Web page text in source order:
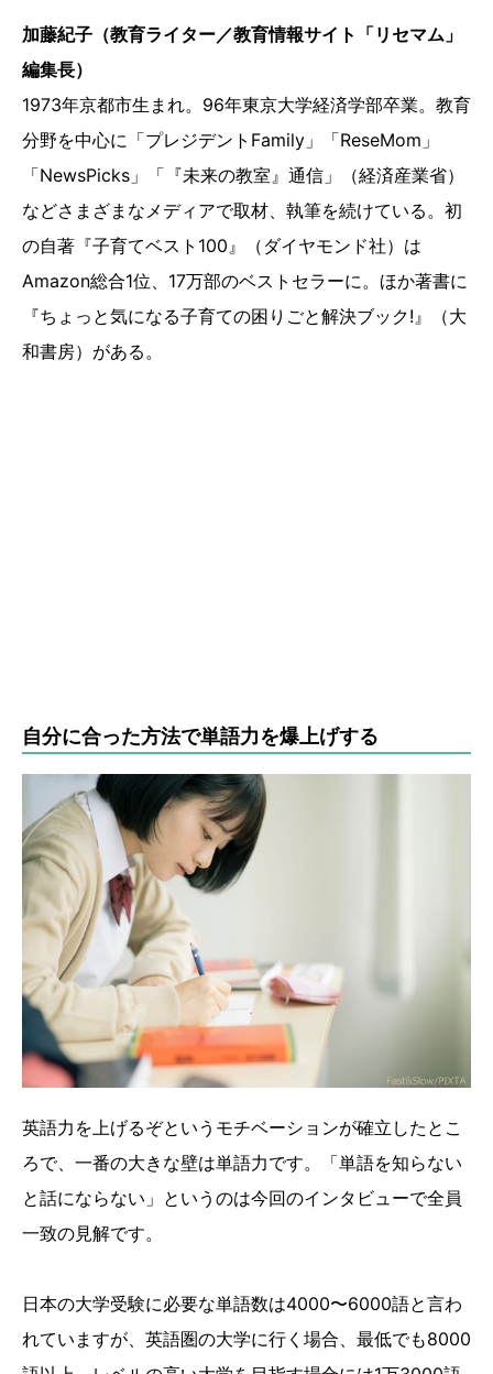
加藤紀子（教育ライター／教育情報サイト「リセマム」
編集長）
1973年京都市生まれ。96年東京大学経済学部卒業。教育
分野を中心に「プレジデントFamily」「ReseMom」
「NewsPicks」「『未来の教室』通信」（経済産業省）
などさまざまなメディアで取材、執筆を続けている。初
の自著『子育てベスト100』（ダイヤモンド社）は
Amazon総合1位、17万部のベストセラーに。ほか著書に
『ちょっと気になる子育ての困りごと解決ブック!』（大
和書房）がある。
自分に合った方法で単語力を爆上げする
英語力を上げるぞというモチベーションが確立したとこ
ろで、一番の大きな壁は単語力です。「単語を知らない
と話にならない」というのは今回のインタビューで全員
一致の見解です。
日本の大学受験に必要な単語数は4000〜6000語と言わ
れていますが、英語圏の大学に行く場合、最低でも8000